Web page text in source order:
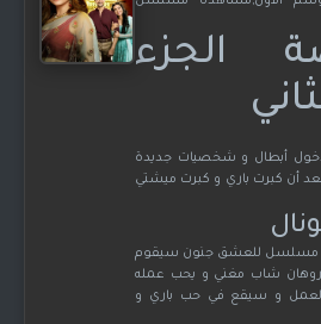
الجزء
أبطال و شخصيات جديدة
أن كبرت باري و كبرت ميشتي
في مسلسل للعشق جنون سيقوم
، روهان شاب مغني و يحب عمله
العمل و سيقع في حب باري و